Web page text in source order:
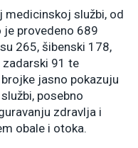
službi, od
je provedeno 689
265, šibenski 178,
zadarski 91 te
jasno pokazuju
posebno
zdravlja i
obale i otoka.